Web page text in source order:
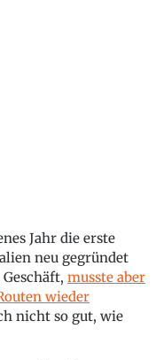
Jahr die erste
neu gegründet
musste aber
wieder
nicht so gut, wie